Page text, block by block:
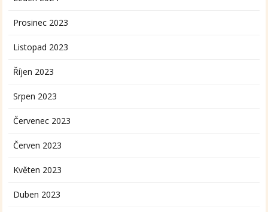
Prosinec 2023
Listopad 2023
Říjen 2023
Srpen 2023
Červenec 2023
Červen 2023
Květen 2023
Duben 2023